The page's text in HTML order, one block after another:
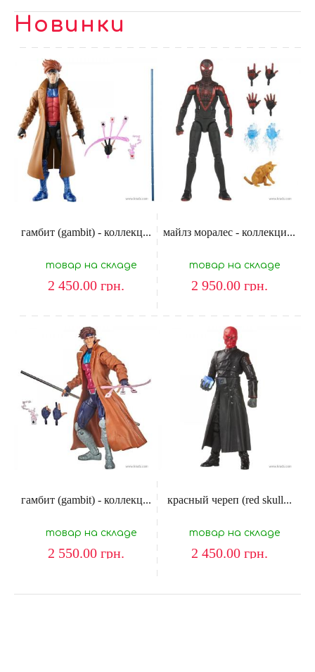
Новинки
гамбит (gambit) - коллекц...
товар на складе
2 450.00 грн.
майлз моралес - коллекци...
товар на складе
2 950.00 грн.
гамбит (gambit) - коллекц...
товар на складе
2 550.00 грн.
красный череп (red skull...
товар на складе
2 450.00 грн.